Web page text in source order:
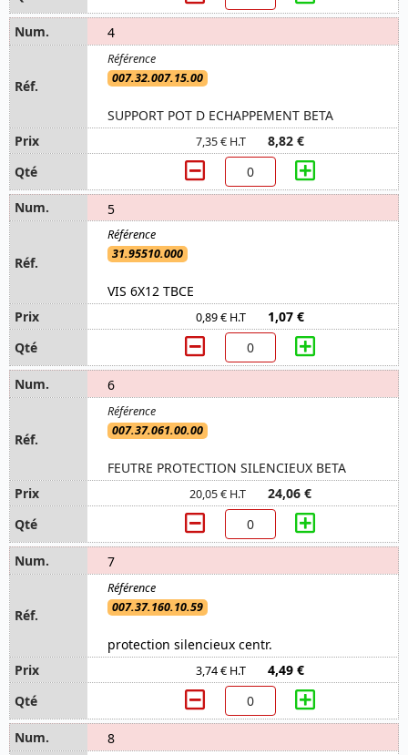
4
007.32.007.15.00
SUPPORT POT D ECHAPPEMENT BETA
7,35 € H.T 8,82 €
5
31.95510.000
VIS 6X12 TBCE
0,89 € H.T 1,07 €
6
007.37.061.00.00
FEUTRE PROTECTION SILENCIEUX BETA
20,05 € H.T 24,06 €
7
007.37.160.10.59
protection silencieux centr.
3,74 € H.T 4,49 €
8